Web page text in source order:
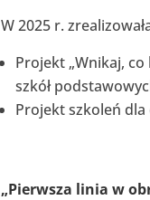
W 2025 r.
Projekt „Wnikaj,
szkół
Projekt szkoleń
„Pierwsza linia w